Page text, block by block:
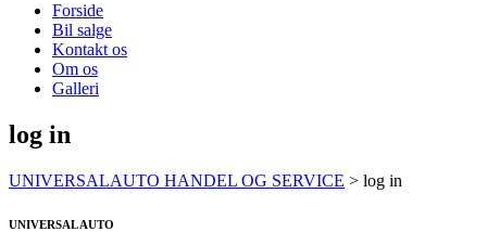
Forside
Bil salge
Kontakt os
Om os
Galleri
log in
UNIVERSALAUTO HANDEL OG SERVICE > log in
UNIVERSAL AUTO